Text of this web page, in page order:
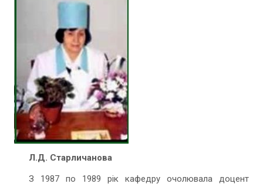
Л.Д. Старличанова
З 1987 по 1989 рік кафедру очолювала доцент